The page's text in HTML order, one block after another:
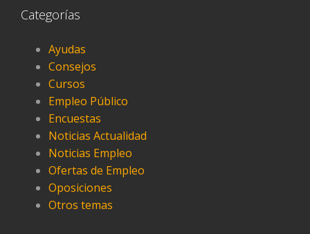
Categorías
Ayudas
Consejos
Cursos
Empleo Público
Encuestas
Noticias Actualidad
Noticias Empleo
Ofertas de Empleo
Oposiciones
Otros temas